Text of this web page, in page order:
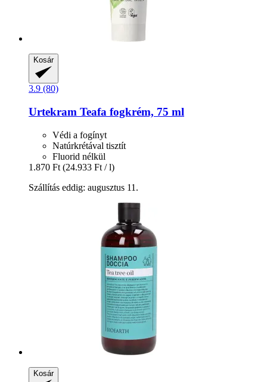
Kosár
3.9 (80)
Urtekram Teafa fogkrém, 75 ml
Védi a fogínyt
Natúrkrétával tisztít
Fluorid nélkül
1.870 Ft (24.933 Ft / l)
Szállítás eddig: augusztus 11.
Kosár